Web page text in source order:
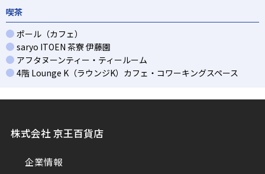
喫茶
ポール（カフェ）
saryo ITOEN 茶寮 伊藤園
アフタヌーンティー・ティールーム
4階 Lounge K（ラウンジK）カフェ・コワーキングスペース
株式会社 京王百貨店
企業情報